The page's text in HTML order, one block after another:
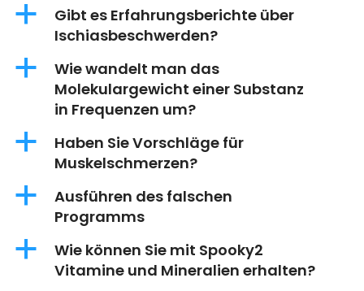
a
Gibt es Erfahrungsberichte über
Ischiasbeschwerden?
a
Wie wandelt man das
Molekulargewicht einer Substanz
in Frequenzen um?
a
Haben Sie Vorschläge für
Muskelschmerzen?
a
Ausführen des falschen
Programms
a
Wie können Sie mit Spooky2
Vitamine und Mineralien erhalten?